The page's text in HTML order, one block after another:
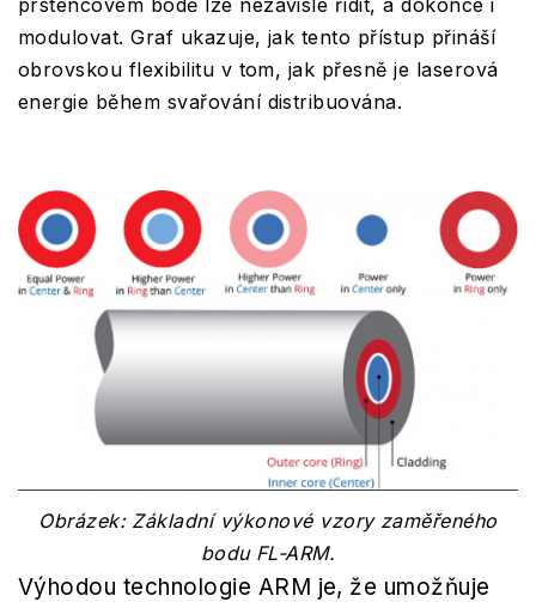
prstencovém bodě lze nezávisle řídit, a dokonce i
modulovat. Graf ukazuje, jak tento přístup přináší
obrovskou flexibilitu v tom, jak přesně je laserová
energie během svařování distribuována.
Obrázek: Základní výkonové vzory zaměřeného
bodu FL-ARM.
Výhodou technologie ARM je, že umožňuje